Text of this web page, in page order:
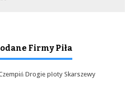
Firmy Piła
Drogie płoty Skarszewy